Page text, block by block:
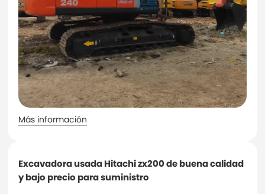
Más información
Excavadora usada Hitachi zx200 de buena calidad
y bajo precio para suministro